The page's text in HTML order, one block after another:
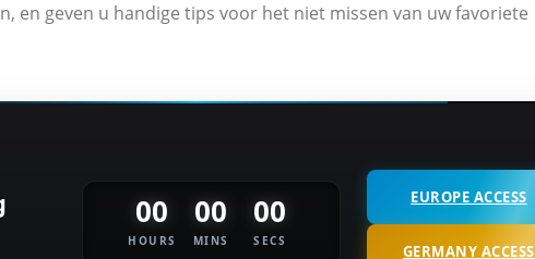
en geven u handige tips voor het niet missen van uw favoriete
00
HOURS
00
MINS
00
SECS
EUROPE ACCESS
GERMANY ACCESS